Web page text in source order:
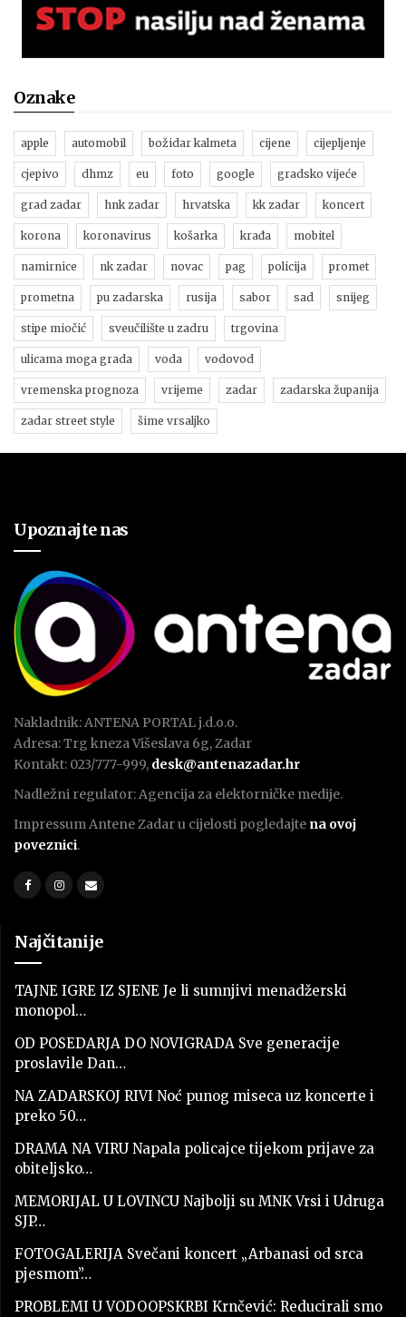
Oznake
apple automobil božidar kalmeta cijene cijepljenje
cjepivo dhmz eu foto google gradsko vijeće
grad zadar hnk zadar hrvatska kk zadar koncert
korona koronavirus košarka krađa mobitel
namirnice nk zadar novac pag policija promet
prometna pu zadarska rusija sabor sad snijeg
stipe miočić sveučilište u zadru trgovina
ulicama moga grada voda vodovod
vremenska prognoza vrijeme zadar zadarska županija
zadar street style šime vrsaljko
Upoznajte nas
Nakladnik: ANTENA PORTAL j.d.o.o.
Adresa: Trg kneza Višeslava 6g, Zadar
Kontakt: 023/777-999, desk@antenazadar.hr
Nadležni regulator: Agencija za elektorničke medije.
Impressum Antene Zadar u cijelosti pogledajte na ovoj
poveznici.
Najčitanije
TAJNE IGRE IZ SJENE Je li sumnjivi menadžerski
monopol…
OD POSEDARJA DO NOVIGRADA Sve generacije
proslavile Dan…
NA ZADARSKOJ RIVI Noć punog miseca uz koncerte i
preko 50…
DRAMA NA VIRU Napala policajce tijekom prijave za
obiteljsko…
MEMORIJAL U LOVINCU Najbolji su MNK Vrsi i Udruga
SJP…
FOTOGALERIJA Svečani koncert „Arbanasi od srca
pjesmom”…
PROBLEMI U VODOOPSKRBI Krnčević: Reducirali smo